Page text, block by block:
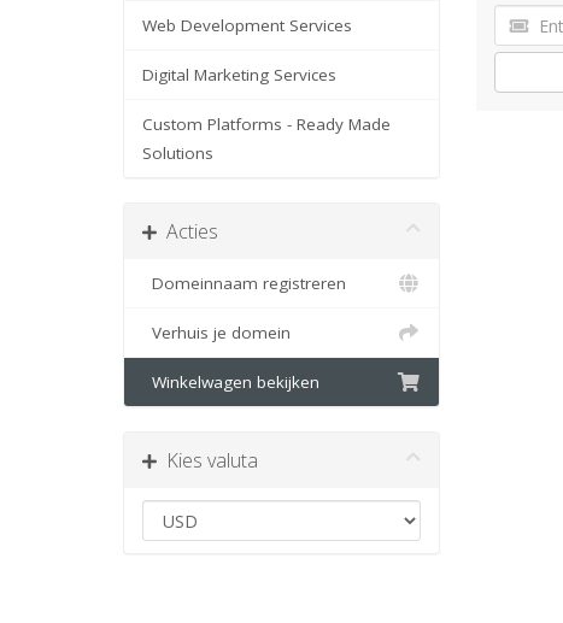
Web Development Services
Digital Marketing Services
Custom Platforms - Ready Made
Solutions
Acties
Domeinnaam registreren
Verhuis je domein
Winkelwagen bekijken
Kies valuta